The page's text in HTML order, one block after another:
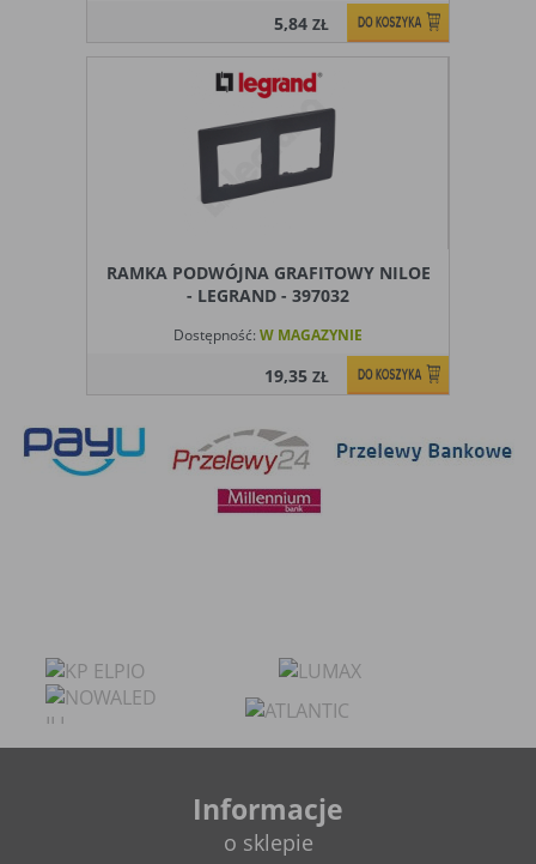
Czy pliki „cookies” zawierają dane osobowe
Dane osobowe gromadzone przy użyciu plików „cookies”
mogą być zbierane wyłącznie w celu wykonywania
określonych funkcji na rzecz użytkownika. Takie dane są
zaszyfrowane w sposób uniemożliwiający dostęp do nich
osobom nieuprawnionym.
stron internetowych domyślnie dopuszcza umieszczanie
plików „cookies” na urządzeniu końcowym. Ustawienia te
automatyczną obsługę plików „cookies” w ustawieniach
przeglądarki internetowej bądź informować o ich
każdorazowym przesłaniu na urządzenie użytkownika.
plików „cookies” dostępne są w ustawieniach
oprogramowania (przeglądarki internetowej).
Ograniczenie stosowania plików „cookies”, może wpłynąć
na niektóre funkcjonalności dostępne na stronie
5,84ZŁ
RAMKA PODWÓJNA GRAFITOWY NILOE
- LEGRAND - 397032
Dostępność: W MAGAZYNIE
19,35ZŁ
Informacje
o sklepie